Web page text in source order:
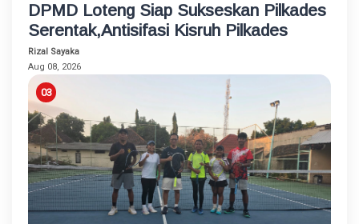
DPMD Loteng Siap Sukseskan Pilkades
Serentak,Antisifasi Kisruh Pilkades
Rizal Sayaka
Aug 08, 2026